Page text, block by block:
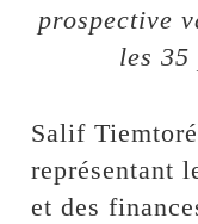
prospective
les 35
Salif
représentant
et des